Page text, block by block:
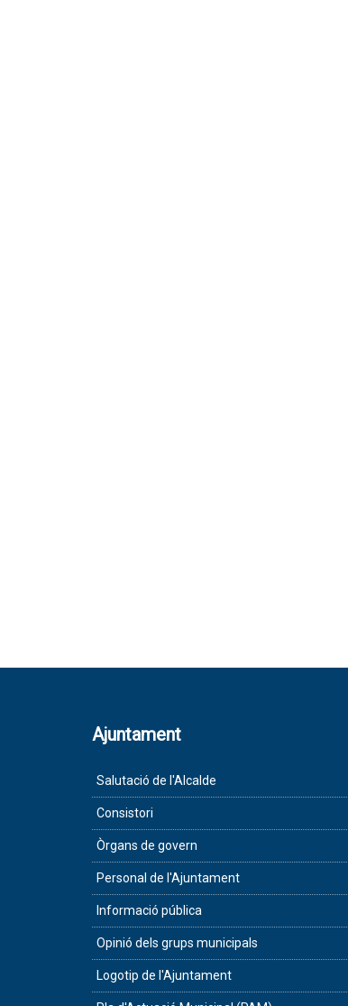
Ajuntament
Salutació de l'Alcalde
Consistori
Òrgans de govern
Personal de l'Ajuntament
Informació pública
Opinió dels grups municipals
Logotip de l'Ajuntament